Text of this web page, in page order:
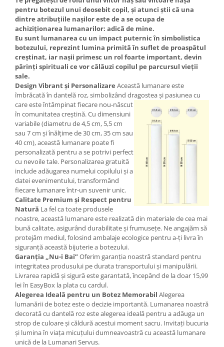
pentru botezul unui deosebit copil, și atunci știi că una
dintre atribuțiile nașilor este de a se ocupa de
achiziționarea lumanarilor: adică de mine.
Eu sunt lumanarea cu un impact puternic în simbolistica
botezului, reprezint lumina primită în suflet de proaspătul
creștinat, iar nașii primesc un rol foarte important, devin
părinți spirituali ce vor călăuzi copilul pe parcursul vieții
sale.
Design Vibrant și Personalizare Această lumanare este
îmbrăcată în dantelă roz, simbolizând dragostea și pasiuneacu
care este întâmpinat fiecare nou-născut
în comunitatea creștină. Cu dimensiuni
variabile (diametru de 4,5 cm, 5,5 cm
sau 7 cm și înălțime de 30 cm, 35 cm sau
40 cm), această lumanare poate fi
personalizată pentru a se potrivi perfect
cu nevoile tale. Personalizarea gratuită
include adăugarea numelui copilului și a
datei evenimentului, transformând
fiecare lumanare într-un suvenir unic.
Calitate Premium și Respect pentru
Natură La fel ca toate produsele
noastre, această lumanare este realizată din materiale de cea mai
bună calitate, asigurând durabilitate și frumusețe. Ne angajăm să
protejăm mediul, folosind ambalaje ecologice pentru a-ți livra în
siguranță această bijuterie a botezului.
Garanția „Nu-i Bai”Oferim garanția noastră standard pentru
integritatea produsului pe durata transportului și manipulării.
Livrarea rapidă și sigură este garantată, începând de la doar 15,99
lei în EasyBox la plata cu cardul.
Alegerea Ideală pentru un Botez Memorabil Alegerea
lumanării de botez este o decizie importantă. Lumanarea noastră
decorată cu dantelă roz este alegerea ideală pentru a adăuga un
strop de culoare și căldură acestui moment sacru. Invitați bucuria
și lumina în viața micuțului dumneavoastră cu această lumanare
unică de la Lumanari Servus.